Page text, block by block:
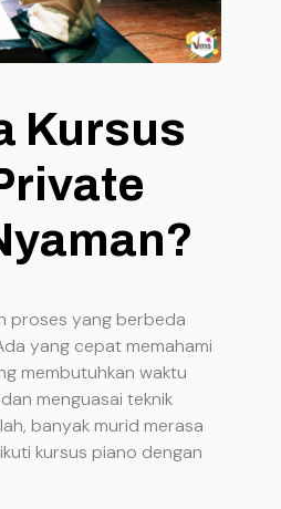
Kursus
proses yang berbeda
yang cepat memahami
membutuhkan waktu
menguasai teknik
banyak murid merasa
kursus piano dengan